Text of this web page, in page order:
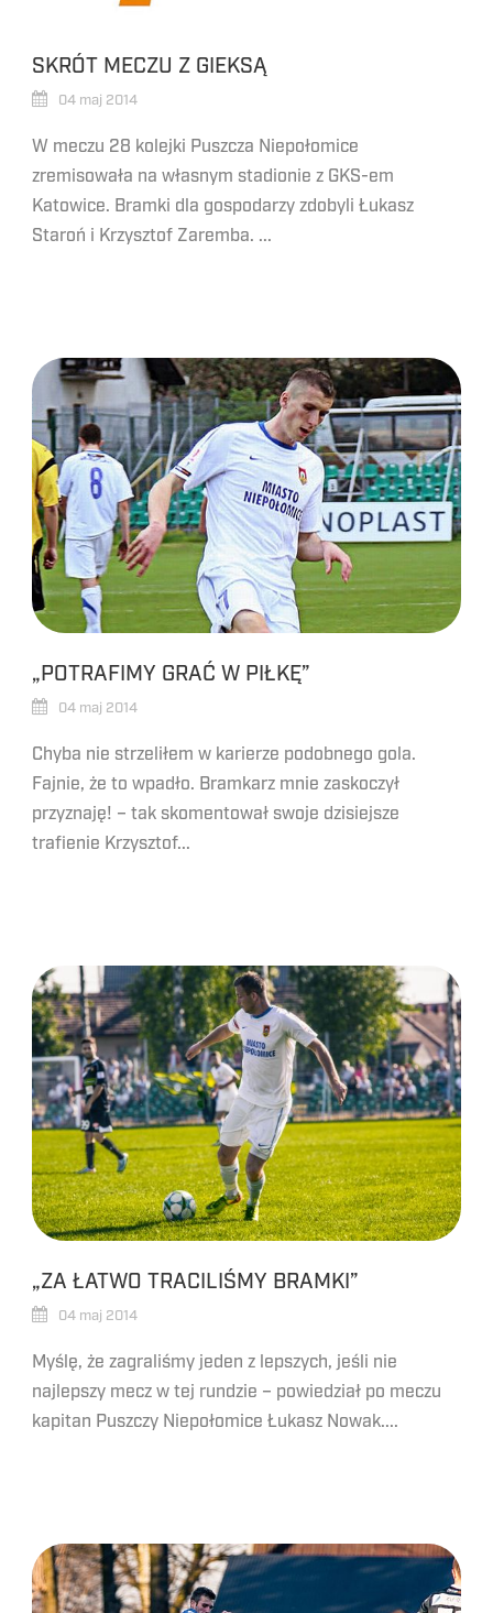
SKRÓT MECZU Z GIEKSĄ
04 maj 2014
W meczu 28 kolejki Puszcza Niepołomice
zremisowała na własnym stadionie z GKS-em
Katowice. Bramki dla gospodarzy zdobyli Łukasz
Staroń i Krzysztof Zaremba. ...
„POTRAFIMY GRAĆ W PIŁKĘ”
04 maj 2014
Chyba nie strzeliłem w karierze podobnego gola.
Fajnie, że to wpadło. Bramkarz mnie zaskoczył
przyznaję! – tak skomentował swoje dzisiejsze
trafienie Krzysztof...
„ZA ŁATWO TRACILIŚMY BRAMKI”
04 maj 2014
Myślę, że zagraliśmy jeden z lepszych, jeśli nie
najlepszy mecz w tej rundzie – powiedział po meczu
kapitan Puszczy Niepołomice Łukasz Nowak....